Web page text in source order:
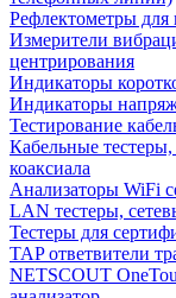
Рефлектометры
Измерители
центрирования
Индикаторы
Индикаторы
Тестирование
Кабельные
коаксиала
Анализаторы WiFi
LAN тестеры,
Тестеры для
TAP ответвители
NETSCOUT